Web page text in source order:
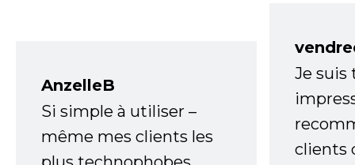
AnzelleB
Si simple à utiliser –
même mes clients les
Je
clients